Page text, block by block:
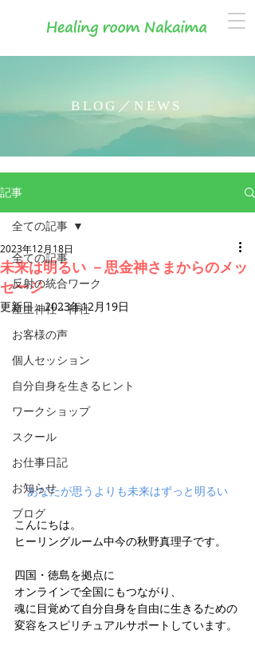
BLOG／NEWS
記事
全ての記事
反射の統合ワーク
産土神社・神社
お客様の声
個人セッション
自分自身を生きるヒント
ワークショップ
スクール
お仕事日記
お知らせ
ブログ
全ての記事
未来は明るい －思金神さまからのメッ
セージ
2023年12月18日
更新日：2023年12月19日
あなたが思うよりも未来はずっと明るい
こんにちは。
ヒーリングルーム中今の秋野真理子です。
四国・徳島を拠点に
オンラインで全国にもつながり、
魂に目覚めて自分自身を自由に生きるための
変容をスピリチュアルサポートしています。